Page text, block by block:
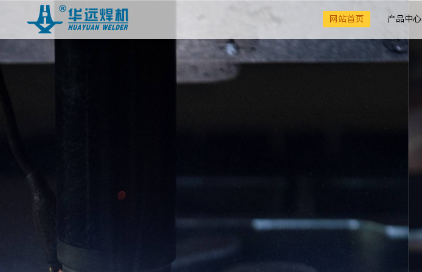
网站首页 产品中心